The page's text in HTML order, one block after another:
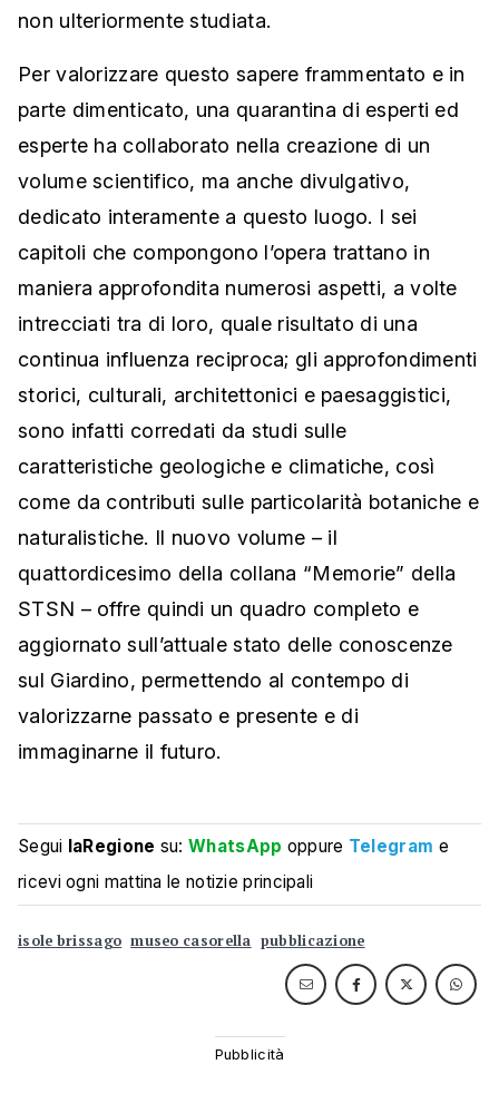
non ulteriormente studiata.
Per valorizzare questo sapere frammentato e in
parte dimenticato, una quarantina di esperti ed
esperte ha collaborato nella creazione di un
volume scientifico, ma anche divulgativo,
dedicato interamente a questo luogo. I sei
capitoli che compongono l’opera trattano in
maniera approfondita numerosi aspetti, a volte
intrecciati tra di loro, quale risultato di una
continua influenza reciproca; gli approfondimenti
storici, culturali, architettonici e paesaggistici,
sono infatti corredati da studi sulle
caratteristiche geologiche e climatiche, così
come da contributi sulle particolarità botaniche e
naturalistiche. Il nuovo volume – il
quattordicesimo della collana “Memorie” della
STSN – offre quindi un quadro completo e
aggiornato sull’attuale stato delle conoscenze
sul Giardino, permettendo al contempo di
valorizzarne passato e presente e di
immaginarne il futuro.
Segui laRegione su:WhatsApp oppure Telegram e
ricevi ogni mattina le notizie principali
isole brissago museo casorella pubblicazione